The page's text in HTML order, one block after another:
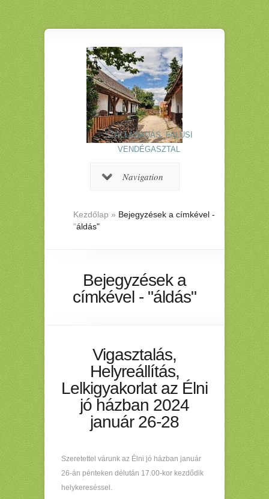
SZÁLLÁSADÁS, FALUSI
VENDÉGASZTAL
Navigation
Kezdőlap » Bejegyzések a címkével -
"áldás"
Bejegyzések a
címkével - "áldás"
Vigasztalás,
Helyreállítás,
Lelkigyakorlat az Élni
jó házban 2024
január 26-28
Szeretettel várunk az Élni jó házban január
26-án pénteken délután 17.00-kor kezdődik
helykereséssel.